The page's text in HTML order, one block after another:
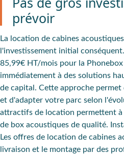
prévoir
La location de cabines
l'investissement initial
85,99€ HT/mois pour la Phonebox
immédiatement à des solutions
de capital. Cette approche
et d'adapter votre parc selon
attractifs de location permettent à
de box acoustiques de qualité.
Les offres de location de cabines
livraison et le montage par des